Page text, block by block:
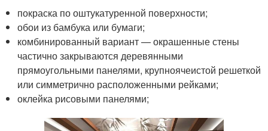
покраска по оштукатуренной поверхности;
обои из бамбука или бумаги;
комбинированный вариант — окрашенные стены
частично закрываются деревянными
прямоугольными панелями, крупноячеистой решеткой
или симметрично расположенными рейками;
оклейка рисовыми панелями;